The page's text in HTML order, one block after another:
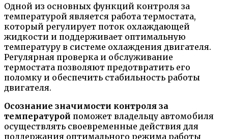
Одной из основных функций контроля за
температурой является работа термостата,
который регулирует поток охлаждающей
жидкости и поддерживает оптимальную
температуру в системе охлаждения двигателя.
Регулярная проверка и обслуживание
термостата позволяют предотвратить его
поломку и обеспечить стабильность работы
двигателя.
Осознание значимости контроля за
температурой поможет владельцу автомобиля
осуществлять своевременные действия для
поддержания оптимального режима работы